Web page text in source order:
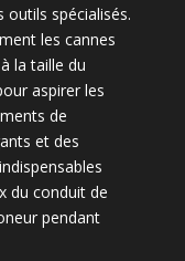
outils spécialisés.
les cannes
la taille du
aspirer les
de
et des
du conduit de
pendant